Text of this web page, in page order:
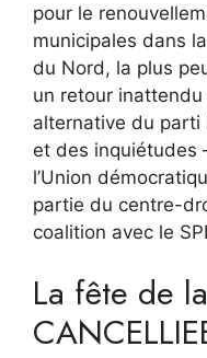
pour le
municipales dans
du Nord, la plus
un retour
alternative du parti
et des inquiétudes
l’Union
partie du centre-
coalition avec le
La fête de